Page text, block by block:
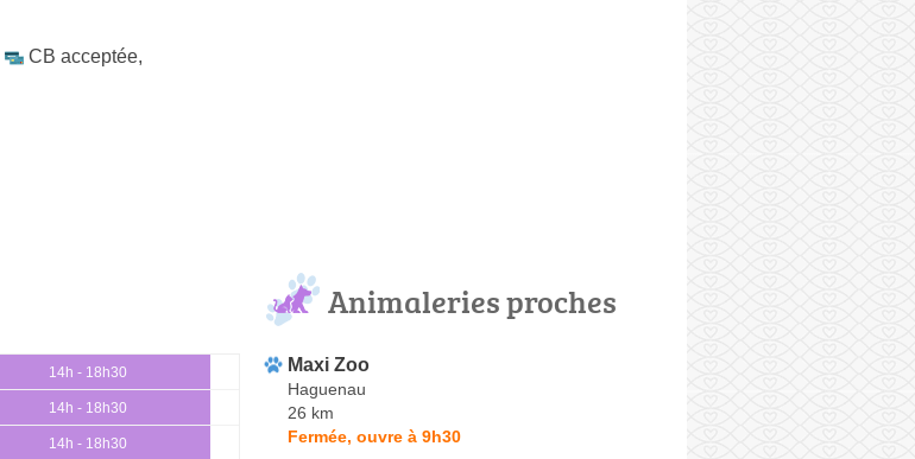
CB acceptée,
14h - 18h30
14h - 18h30
14h - 18h30
Animaleries proches
Maxi Zoo
Haguenau
26 km
Fermée, ouvre à 9h30